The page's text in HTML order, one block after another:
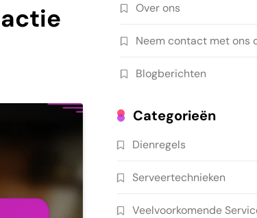
Over ons
Neem contact met ons
Blogberichten
Categorieën
Dienregels
Serveertechnieken
Veelvoorkomende